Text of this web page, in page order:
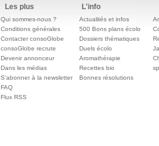
Les plus
Qui sommes-nous ?
Conditions générales
Contacter consoGlobe
consoGlobe recrute
Devenir annonceur
Dans les médias
S'abonner à la newsletter
FAQ
Flux RSS
L'info
Actualités et infos
500 Bons plans écolo
Dossiers thématiques
Duels écolo
Aromathérapie
Recettes bio
Bonnes résolutions